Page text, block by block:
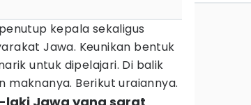
kepala sekaligus
Jawa. Keunikan bentuk
untuk dipelajari. Di balik
maknanya. Berikut uraiannya.